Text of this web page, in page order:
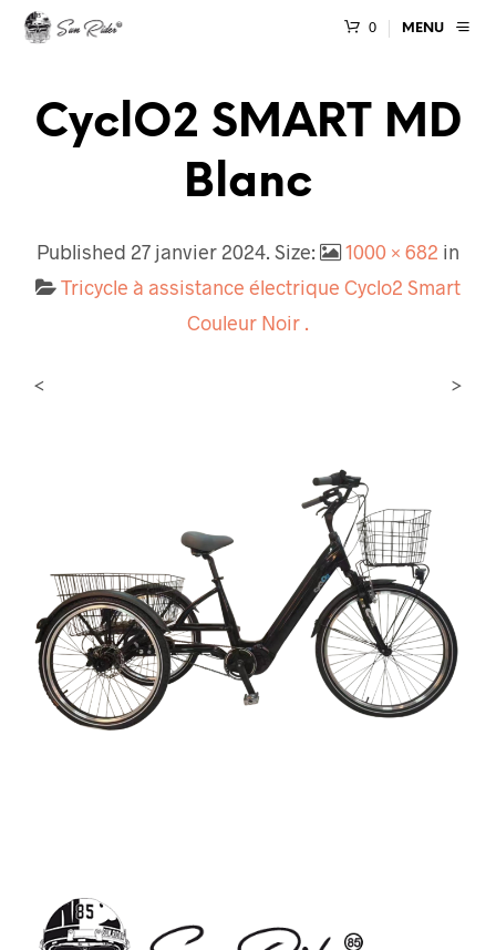
0 MENU
CyclO2 SMART MD
Blanc
Published 27 janvier 2024. Size: 1000 × 682 in
Tricycle à assistance électrique Cyclo2 Smart
Couleur Noir .
< >